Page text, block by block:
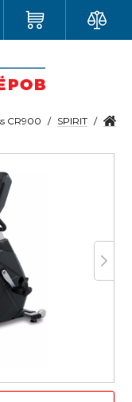
SPIRIT
CR900